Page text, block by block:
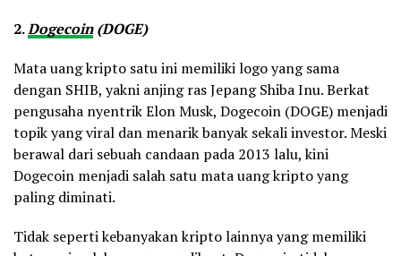
2.Dogecoin(DOGE)
Mata uang kripto satu ini memiliki logo yang sama
dengan SHIB, yakni anjing ras Jepang Shiba Inu. Berkat
pengusaha nyentrik Elon Musk, Dogecoin (DOGE) menjadi
topik yang viral dan menarik banyak sekali investor. Meski
berawal dari sebuah candaan pada 2013 lalu, kini
Dogecoin menjadi salah satu mata uang kripto yang
paling diminati.
Tidak seperti kebanyakan kripto lainnya yang memiliki